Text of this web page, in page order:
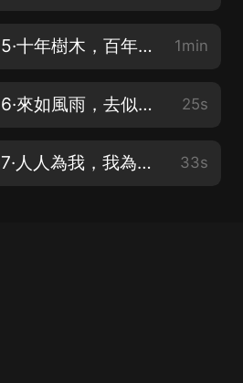
中華聖賢經釋義05·十年樹木，百年樹人 1min
中華聖賢經釋義06·來如風雨，去似微塵 25s
中華聖賢經釋義07·人人為我，我為人人 33s